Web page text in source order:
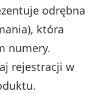
odrębna
która
numery.
rejestracji w